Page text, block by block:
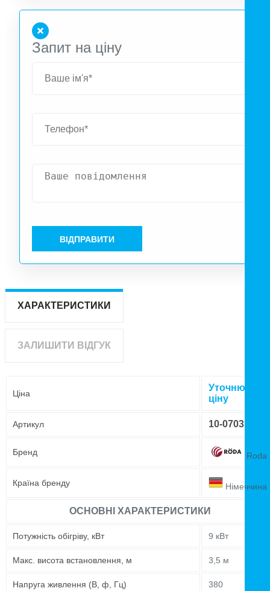
Запит на ціну
ВІДПРАВИТИ
ХАРАКТЕРИСТИКИ
ЗАЛИШИТИ ВІДГУК
Ціна
Уточнюйте
ціну
Артикул 10-0703
Бренд Roda
Країна бренду Німеччина
ОСНОВНІ ХАРАКТЕРИСТИКИ
Потужність обігріву, кВт 9 кВт
Maкс. висота встановлення, м 3,5 м
Напруга живлення (В, ф, Гц) 380